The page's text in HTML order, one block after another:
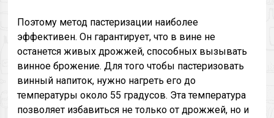
Поэтому метод пастеризации наиболее
эффективен. Он гарантирует, что в вине не
останется живых дрожжей, способных вызывать
винное брожение. Для того чтобы пастеризовать
винный напиток, нужно нагреть его до
температуры около 55 градусов. Эта температура
позволяет избавиться не только от дрожжей, но и